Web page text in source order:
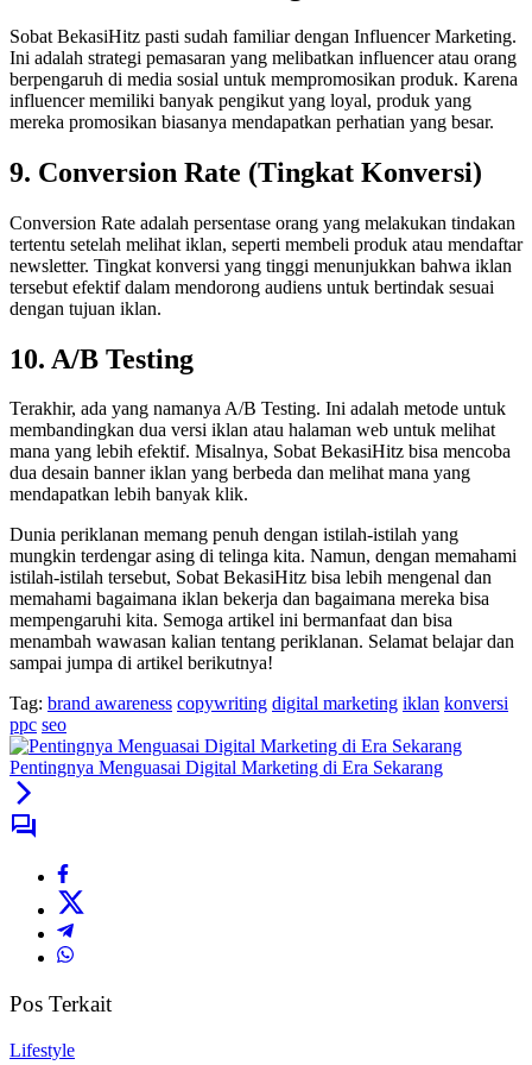
Sobat BekasiHitz pasti sudah familiar dengan Influencer Marketing.
Ini adalah strategi pemasaran yang melibatkan influencer atau orang
berpengaruh di media sosial untuk mempromosikan produk. Karena
influencer memiliki banyak pengikut yang loyal, produk yang
mereka promosikan biasanya mendapatkan perhatian yang besar.
9. Conversion Rate (Tingkat Konversi)
Conversion Rate adalah persentase orang yang melakukan tindakan
tertentu setelah melihat iklan, seperti membeli produk atau mendaftar
newsletter. Tingkat konversi yang tinggi menunjukkan bahwa iklan
tersebut efektif dalam mendorong audiens untuk bertindak sesuai
dengan tujuan iklan.
10. A/B Testing
Terakhir, ada yang namanya A/B Testing. Ini adalah metode untuk
membandingkan dua versi iklan atau halaman web untuk melihat
mana yang lebih efektif. Misalnya, Sobat BekasiHitz bisa mencoba
dua desain banner iklan yang berbeda dan melihat mana yang
mendapatkan lebih banyak klik.
Dunia periklanan memang penuh dengan istilah-istilah yang
mungkin terdengar asing di telinga kita. Namun, dengan memahami
istilah-istilah tersebut, Sobat BekasiHitz bisa lebih mengenal dan
memahami bagaimana iklan bekerja dan bagaimana mereka bisa
mempengaruhi kita. Semoga artikel ini bermanfaat dan bisa
menambah wawasan kalian tentang periklanan. Selamat belajar dan
sampai jumpa di artikel berikutnya!
Tag: brand awareness copywriting digital marketing iklan konversi
ppc seo
Pentingnya Menguasai Digital Marketing di Era Sekarang
Pos Terkait
Lifestyle